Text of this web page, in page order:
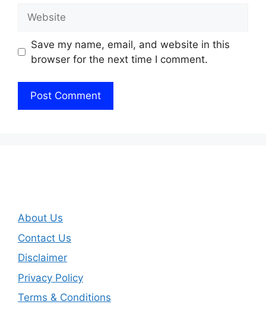
Save my name, email, and website in this
browser for the next time I comment.
About Us
Contact Us
Disclaimer
Privacy Policy
Terms & Conditions